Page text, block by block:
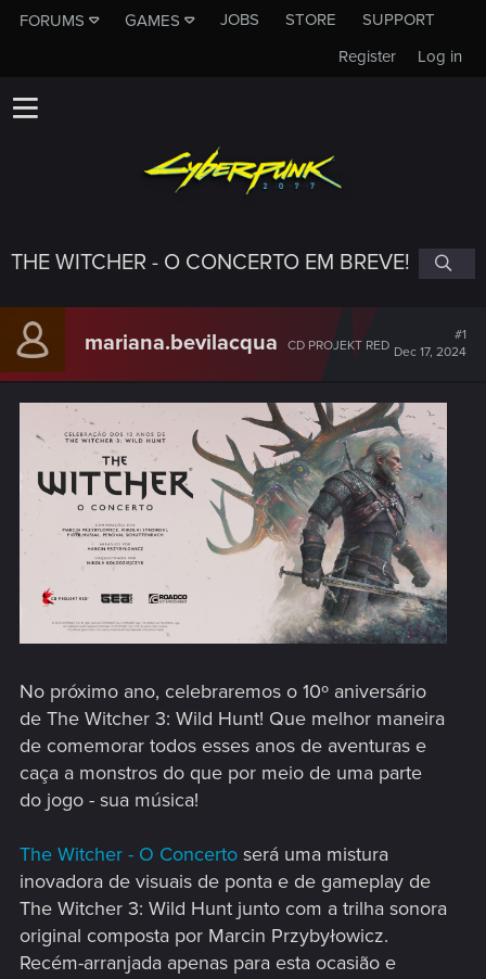
FORUMS GAMES JOBS STORE
SUPPORT
Log in
Register
THE WITCHER - O CONCERTO EM BREVE!
mariana.bevilacqua CD PROJEKT RED
#1
Dec 17, 2024
No próximo ano, celebraremos o 10º aniversário
de The Witcher 3: Wild Hunt! Que melhor maneira
de comemorar todos esses anos de aventuras e
caça a monstros do que por meio de uma parte
do jogo - sua música!
The Witcher - O Concerto será uma mistura
inovadora de visuais de ponta e de gameplay de
The Witcher 3: Wild Hunt junto com a trilha sonora
original composta por Marcin Przybyłowicz.
Recém-arranjada apenas para esta ocasião e